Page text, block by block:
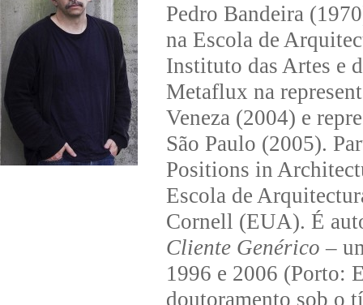
Pedro Bandeira
na Escola de
Instituto das Artes e
Metaflux na
Veneza (2004) e
São Paulo (2005).
Positions in
Escola de
Cornell (EUA). É
Cliente Genérico –
1996 e 2006 (Porto:
doutoramento sob o